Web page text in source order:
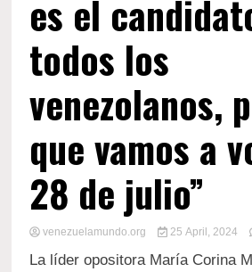
es el
todos los
venezolanos,
que vamos a
28 de julio”
venezuelamundo.org 25 April, 2024
La líder opositora María Corina